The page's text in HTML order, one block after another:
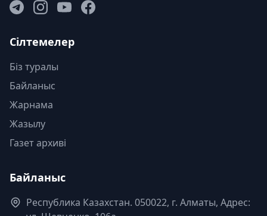
Сілтемелер
Біз туралы
Байланыс
Жарнама
Жазылу
Газет архиві
Байланыс
Республика Казахстан. 050022, г. Алматы, Адрес: